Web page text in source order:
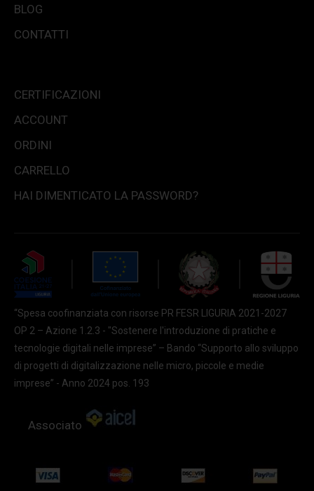
BLOG
CONTATTI
CERTIFICAZIONI
ACCOUNT
ORDINI
CARRELLO
HAI DIMENTICATO LA PASSWORD?
“Spesa coofinanziata con risorse PR FESR LIGURIA 2021-2027
OP 2 – Azione 1.2.3 - "Sostenere l'introduzione di pratiche e
tecnologie digitali nelle imprese” – Bando “Supporto allo sviluppo
di progetti di digitalizzazione nelle micro, piccole e medie
imprese” - Anno 2024 pos. 193
Associato